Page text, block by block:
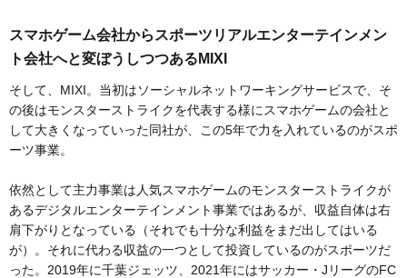
スマホゲーム会社からスポーツリアルエンターテインメン
ト会社へと変ぼうしつつあるMIXI
そして、MIXI。当初はソーシャルネットワーキングサービスで、そ
の後はモンスターストライクを代表する様にスマホゲームの会社と
して大きくなっていった同社が、この5年で力を入れているのがスポ
ーツ事業。
依然として主力事業は人気スマホゲームのモンスターストライクが
あるデジタルエンターテインメント事業ではあるが、収益自体は右
肩下がりとなっている（それでも十分な利益をまだ出してはいる
が）。それに代わる収益の一つとして投資しているのがスポーツだ
った。2019年に千葉ジェッツ、2021年にはサッカー・JリーグのFC